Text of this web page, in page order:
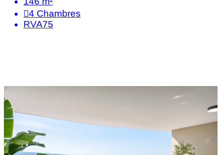
4 Chambres
RVA75